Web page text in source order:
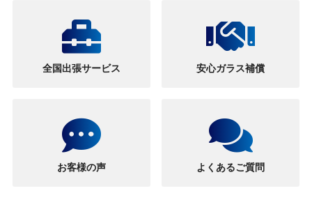
全国出張サービス 安心ガラス補償
お客様の声 よくあるご質問